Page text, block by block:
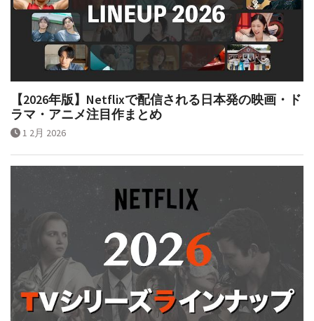
【2026年版】Netflixで配信される日本発の映画・ド
ラマ・アニメ注目作まとめ
1 2月 2026